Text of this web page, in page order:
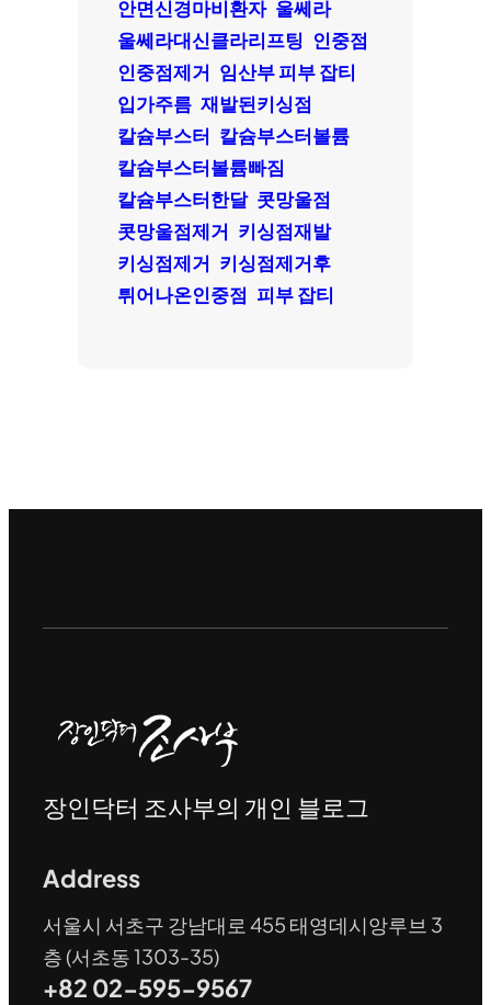
안면신경마비환자 울쎄라
울쎄라대신클라리프팅 인중점
인중점제거 임산부 피부 잡티
입가주름 재발된키싱점
칼슘부스터 칼슘부스터볼륨
칼슘부스터볼륨빠짐
칼슘부스터한달 콧망울점
콧망울점제거 키싱점재발
키싱점제거 키싱점제거후
튀어나온인중점 피부 잡티
장인닥터 조사부의 개인 블로그
Address
서울시 서초구 강남대로 455 태영데시앙루브 3
층 (서초동 1303-35)
+82 02-595-9567